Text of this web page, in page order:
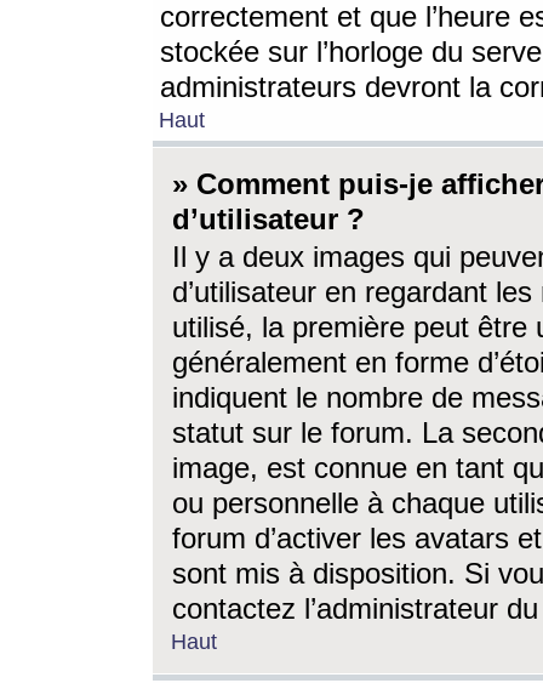
correctement et que l’heure
stockée sur l’horloge du
administrateurs devront la
Haut
» Comment puis-je
d’utilisateur ?
Il y a deux images qui
d’utilisateur en regardant
utilisé, la première peut être
généralement en forme
indiquent le nombre de
statut sur le forum. La
image, est connue en tant
ou personnelle à chaque
forum d’activer les avatars
sont mis à disposition. Si
contactez l’administrateur
Haut